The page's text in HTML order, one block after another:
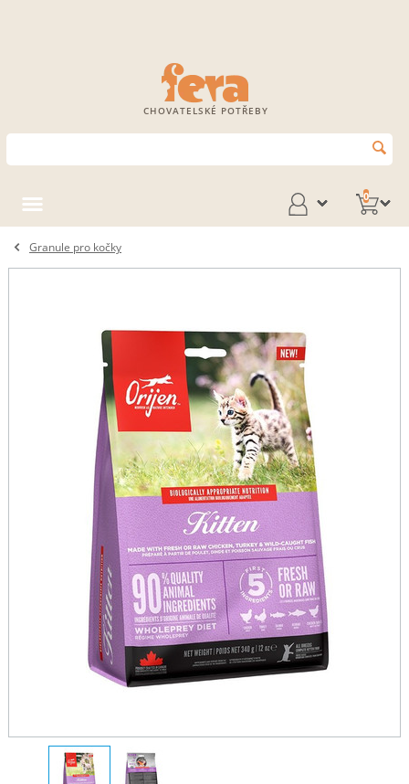
CHOVATELSKÉ POTŘEBY
0
Granule pro kočky